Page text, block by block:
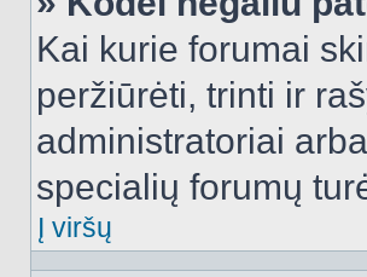
Kai kurie forumai
peržiūrėti, trinti ir
administratoriai
specialių forumų
Į viršų